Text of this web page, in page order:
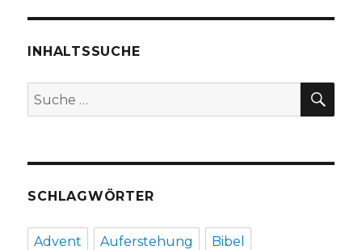
INHALTSSUCHE
Suche
nach:
SCHLAGWÖRTER
Advent Auferstehung Bibel